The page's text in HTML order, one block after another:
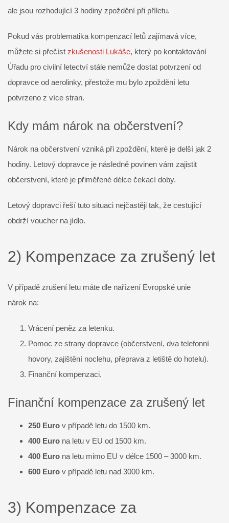
ale jsou rozhodující 3 hodiny zpoždění při příletu.
Pokud vás problematika kompenzací letů zajímavá více,
můžete si přečíst zkušenosti Lukáše, který po kontaktování
Úřadu pro civilní letectví stále nemůže dostat potvrzení od
dopravce od aerolinky, přestože mu bylo zpoždění letu
potvrzeno z více stran.
Kdy mám nárok na občerstvení?
Nárok na občerstvení vzniká při zpoždění, které je delší jak 2
hodiny. Letový dopravce je následně povinen vám zajistit
občerstvení, které je přiměřené délce čekací doby.
Letový dopravci řeší tuto situaci nejčastěji tak, že cestující
obdrží voucher na jídlo.
2) Kompenzace za zrušený let
V případě zrušení letu máte dle nařízení Evropské unie
nárok na:
Vrácení peněz za letenku.
Pomoc ze strany dopravce (občerstvení, dva telefonní
hovory, zajištění noclehu, přeprava z letiště do hotelu).
Finanční kompenzaci.
Finanční kompenzace za zrušený let
250 Euro v případě letu do 1500 km.
400 Euro na letu v EU od 1500 km.
400 Euro na letu mimo EU v délce 1500 – 3000 km.
600 Euro v případě letu nad 3000 km.
3) Kompenzace za